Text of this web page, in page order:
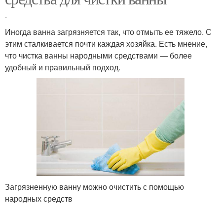
.
Иногда ванна загрязняется так, что отмыть ее тяжело. С
этим сталкивается почти каждая хозяйка. Есть мнение,
что чистка ванны народными средствами — более
удобный и правильный подход.
Загрязненную ванну можно очистить с помощью
народных средств